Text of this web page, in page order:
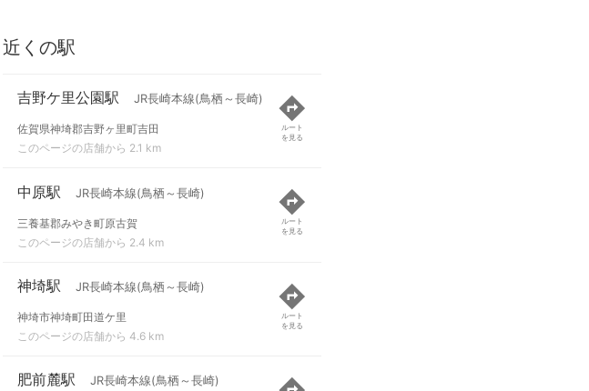
近くの駅
吉野ケ里公園駅 JR長崎本線(鳥栖～長崎)
佐賀県神埼郡吉野ヶ里町吉田
このページの店舗から 2.1 km
ルート
を見る
中原駅 JR長崎本線(鳥栖～長崎)
三養基郡みやき町原古賀
このページの店舗から 2.4 km
ルート
を見る
神埼駅 JR長崎本線(鳥栖～長崎)
神埼市神埼町田道ケ里
このページの店舗から 4.6 km
ルート
を見る
肥前麓駅 JR長崎本線(鳥栖～長崎)